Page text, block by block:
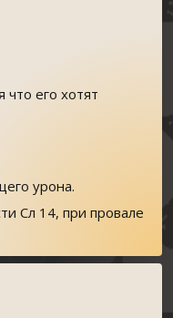
его хотят
урона.
Сл 14, при провале